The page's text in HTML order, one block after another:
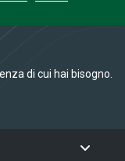
di cui hai bisogno.